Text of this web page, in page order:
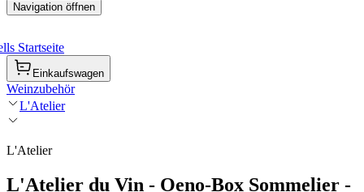
Navigation öffnen
Startseite
Einkaufswagen
Weinzubehör
L'Atelier
L'Atelier
L'Atelier du Vin - Oeno-Box Sommelier -